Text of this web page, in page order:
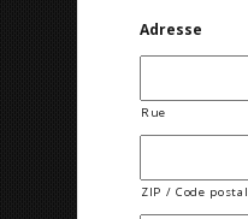
Adresse
Rue
ZIP / Code postal